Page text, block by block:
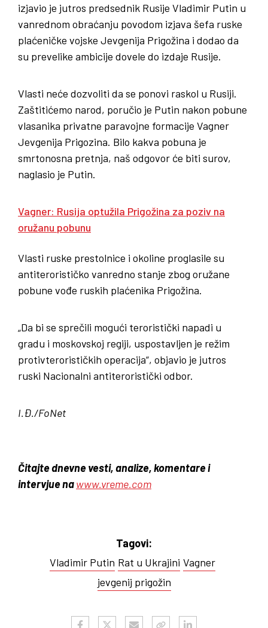
izjavio je jutros predsednik Rusije Vladimir Putin u
vanrednom obraćanju povodom izjava šefa ruske
plaćeničke vojske Jevgenija Prigožina i dodao da
su prevelike ambicije dovele do izdaje Rusije.
Vlasti neće dozvoliti da se ponovi raskol u Rusiji.
Zaštitićemo narod, poručio je Putin nakon pobune
vlasanika privatne paravojne formacije Vagner
Jevgenija Prigozina. Bilo kakva pobuna je
smrtonosna pretnja, naš odgovor će biti surov,
naglasio je Putin.
Vagner: Rusija optužila Prigožina za poziv na
oružanu pobunu
Vlasti ruske prestolnice i okoline proglasile su
antiterorističko vanredno stanje zbog oružane
pobune vođe ruskih plaćenika Prigožina.
„Da bi se sprečili mogući teroristički napadi u
gradu i moskovskoj regiji, uspostavljen je režim
protivterorističkih operacija“, objavio je jutros
ruski Nacionalni antiteroristički odbor.
I.Đ./FoNet
Čitajte dnevne vesti, analize, komentare i
intervjue nawww.vreme.com
Tagovi:
Vladimir Putin Rat u Ukrajini Vagner
jevgenij prigožin